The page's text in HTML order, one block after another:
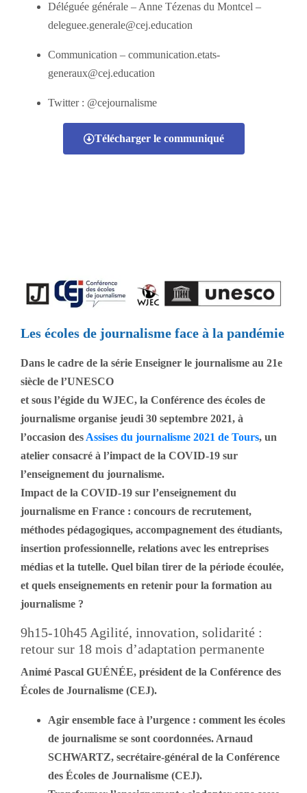
Déléguée générale – Anne Tézenas du Montcel –
deleguee.generale@cej.education
Communication – communication.etats-
generaux@cej.education
Twitter : @cejournalisme
Télécharger le communiqué
Les écoles de journalisme face à la pandémie
Dans le cadre de la série Enseigner le journalisme au 21e
siècle de l’UNESCO
et sous l’égide du WJEC, la Conférence des écoles de
journalisme organise jeudi 30 septembre 2021, à
l’occasion des Assises du journalisme 2021 de Tours, un
atelier consacré à l’impact de la COVID-19 sur
l’enseignement du journalisme.
Impact de la COVID-19 sur l’enseignement du
journalisme en France : concours de recrutement,
méthodes pédagogiques, accompagnement des étudiants,
insertion professionnelle, relations avec les entreprises
médias et la tutelle. Quel bilan tirer de la période écoulée,
et quels enseignements en retenir pour la formation au
journalisme ?
9h15-10h45 Agilité, innovation, solidarité :
retour sur 18 mois d’adaptation permanente
Animé Pascal GUÉNÉE, président de la Conférence des
Écoles de Journalisme (CEJ).
Agir ensemble face à l’urgence : comment les écoles
de journalisme se sont coordonnées. Arnaud
SCHWARTZ, secrétaire-général de la Conférence
des Écoles de Journalisme (CEJ).